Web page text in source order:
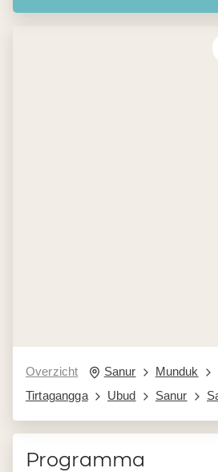
Overzicht Sanur Munduk
Tirtagangga
Ubud Sanur
Programma